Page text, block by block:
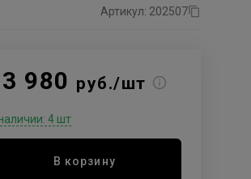
Артикул: 202507
980 руб./шт
4 шт
В корзину